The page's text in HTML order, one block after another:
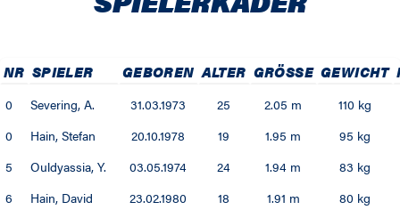
NR SPIELER GEBOREN ALTER GRÖSSE GEWICHT
0 Severing, A. 31.03.1973 25 2.05 m
110 kg
0
Hain, Stefan 20.10.1978 19 1.95 m
95 kg
5
Ouldyassia, Y. 03.05.1974 24 1.94 m
83 kg
6
Hain, David 23.02.1980 18 1.91 m
80 kg